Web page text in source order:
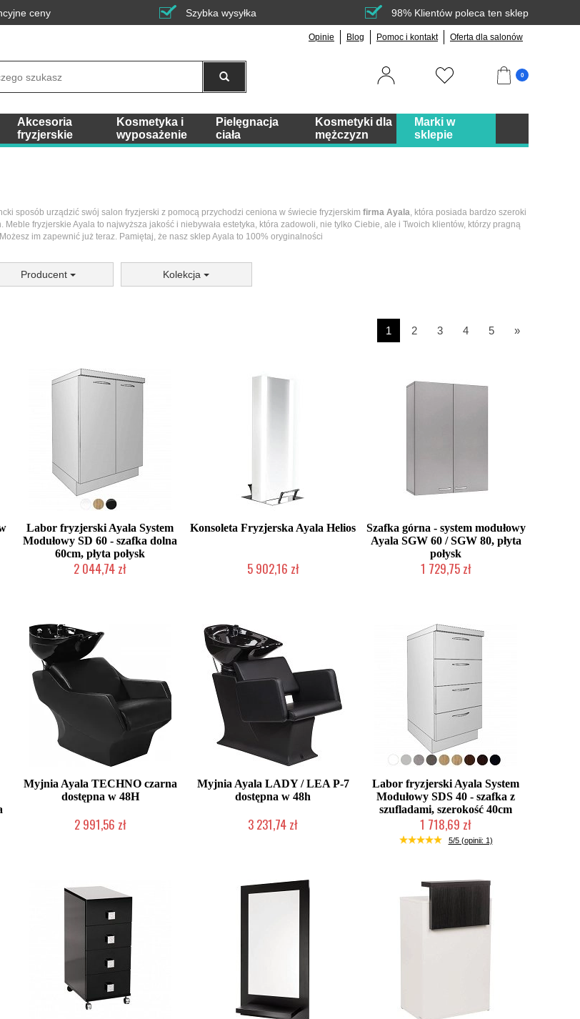
ceny Szybka wysyłka 98% Klientów poleca ten sklep
Opinie Blog Pomoc i kontakt Oferta dla salonów
0
Akcesoria
fryzjerskie
Kosmetyka i
wyposażenie
Pielęgnacja
ciała
Kosmetyki dla
mężczyzn
Marki w
sklepie
sposób urządzić swój salon fryzjerski z pomocą przychodzi ceniona w świecie fryzjerskim firma Ayala, która posiada bardzo szeroki
fryzjerskie Ayala to najwyższa jakość i niebywała estetyka, która zadowoli, nie tylko Ciebie, ale i Twoich klientów, którzy pragną
im zapewnić już teraz. Pamiętaj, że nasz sklep Ayala to 100% oryginalności
Producent Kolekcja
1 2 3 4 5 »
Labor fryzjerski Ayala System
Modułowy SD 60 - szafka dolna
60cm, płyta połysk
2 044,74 zł
Konsoleta Fryzjerska Ayala Helios
5 902,16 zł
Szafka górna - system modułowy
Ayala SGW 60 / SGW 80, płyta
połysk
1 729,75 zł
Myjnia Ayala TECHNO czarna
dostępna w 48H
2 991,56 zł
Myjnia Ayala LADY / LEA P-7
dostępna w 48h
3 231,74 zł
Labor fryzjerski Ayala System
Modułowy SDS 40 - szafka z
szufladami, szerokość 40cm
1 718,69 zł
Produkcja na zamówienie Klienta
5/5 (opinii: 1)